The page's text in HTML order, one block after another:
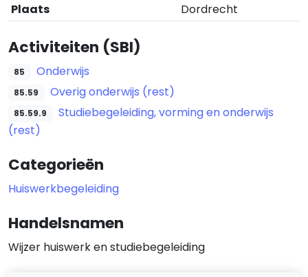
Plaats
Dordrecht
Activiteiten (SBI)
85 Onderwijs
85.59 Overig onderwijs (rest)
85.59.9
Studiebegeleiding, vorming en onderwijs
(rest)
Categorieën
Huiswerkbegeleiding
Handelsnamen
Wijzer huiswerk en studiebegeleiding